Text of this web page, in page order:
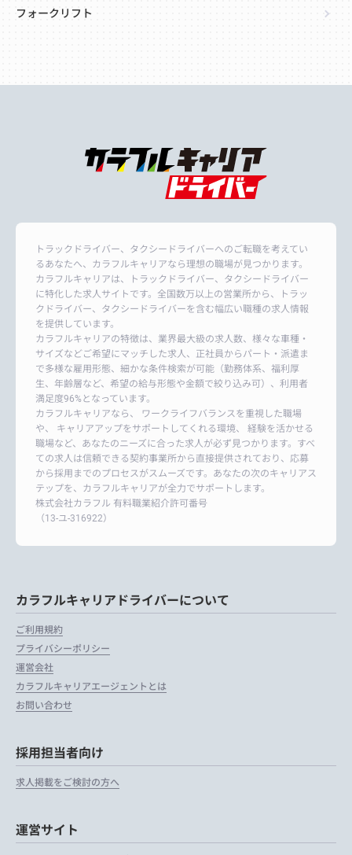
フォークリフト
トラックドライバー、タクシードライバーへのご転職を考えてい
るあなたへ、カラフルキャリアなら理想の職場が見つかります。
カラフルキャリアは、トラックドライバー、タクシードライバー
に特化した求人サイトです。全国数万以上の営業所から、トラッ
クドライバー、タクシードライバーを含む幅広い職種の求人情報
を提供しています。
カラフルキャリアの特徴は、業界最大級の求人数、様々な車種・
サイズなどご希望にマッチした求人、正社員からパート・派遣ま
で多様な雇用形態、細かな条件検索が可能（勤務体系、福利厚
生、年齢層など、希望の給与形態や金額で絞り込み可）、利用者
満足度96%となっています。
カラフルキャリアなら、 ワークライフバランスを重視した職場
や、 キャリアアップをサポートしてくれる環境、 経験を活かせる
職場など、あなたのニーズに合った求人が必ず見つかります。すべ
ての求人は信頼できる契約事業所から直接提供されており、応募
から採用までのプロセスがスムーズです。あなたの次のキャリアス
テップを、カラフルキャリアが全力でサポートします。
株式会社カラフル 有料職業紹介許可番号
（13-ユ-316922）
カラフルキャリアドライバーについて
ご利用規約
プライバシーポリシー
運営会社
カラフルキャリアエージェントとは
お問い合わせ
採用担当者向け
求人掲載をご検討の方へ
運営サイト